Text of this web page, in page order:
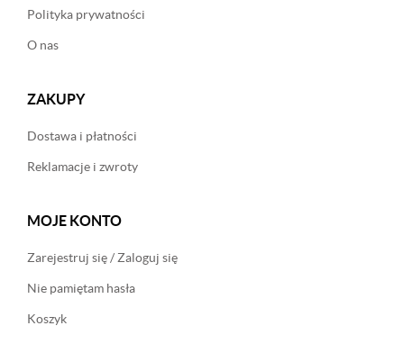
Polityka prywatności
O nas
ZAKUPY
Dostawa i płatności
Reklamacje i zwroty
MOJE KONTO
Zarejestruj się / Zaloguj się
Nie pamiętam hasła
Koszyk